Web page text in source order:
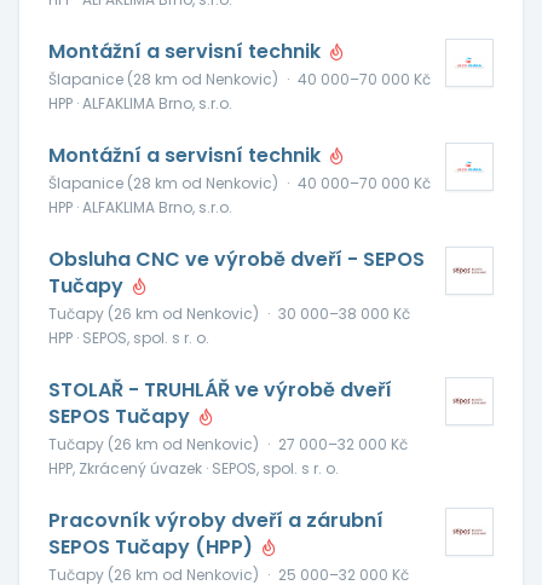
Montážní a servisní technik
Šlapanice (28 km od Nenkovic) · 40 000–70 000 Kč
HPP · ALFAKLIMA Brno, s.r.o.
Montážní a servisní technik
Šlapanice (28 km od Nenkovic) · 40 000–70 000 Kč
HPP · ALFAKLIMA Brno, s.r.o.
Obsluha CNC ve výrobě dveří - SEPOS
Tučapy
Tučapy (26 km od Nenkovic) · 30 000–38 000 Kč
HPP · SEPOS, spol. s r. o.
STOLAŘ - TRUHLÁŘ ve výrobě dveří
SEPOS Tučapy
Tučapy (26 km od Nenkovic) · 27 000–32 000 Kč
HPP, Zkrácený úvazek · SEPOS, spol. s r. o.
Pracovník výroby dveří a zárubní
SEPOS Tučapy (HPP)
Tučapy (26 km od Nenkovic) · 25 000–32 000 Kč